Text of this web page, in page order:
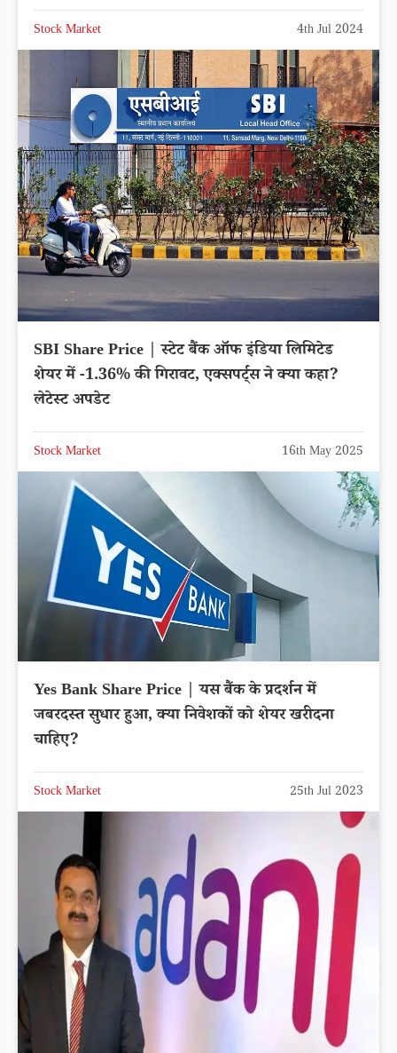
Stock Market 4th Jul 2024
SBI Share Price | स्टेट बैंक ऑफ इंडिया लिमिटेड
शेयर में -1.36% की गिरावट, एक्सपर्ट्स ने क्या कहा?
लेटेस्ट अपडेट
Stock Market 16th May 2025
Yes Bank Share Price | यस बैंक के प्रदर्शन में
जबरदस्त सुधार हुआ, क्या निवेशकों को शेयर खरीदना
चाहिए?
Stock Market 25th Jul 2023